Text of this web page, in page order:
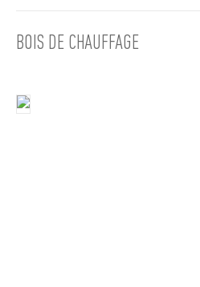
BOIS DE CHAUFFAGE